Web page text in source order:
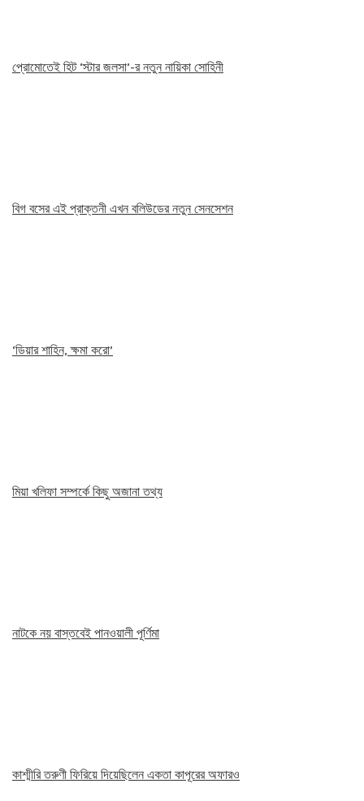
প্রোমোতেই হিট ‘স্টার জলসা’-র নতুন নায়িকা সোহিনী
বিগ বসের এই প্রাক্তনী এখন বলিউডের নতুন সেনসেশন
‘ডিয়ার শাহিন, ক্ষমা করো’
মিয়া খলিফা সম্পর্কে কিছু অজানা তথ্য
নাটকে নয় বাস্তবেই পানওয়ালী পূর্ণিমা
কাশ্মীরি তরুণী ফিরিয়ে দিয়েছিলেন একতা কাপূরের অফারও